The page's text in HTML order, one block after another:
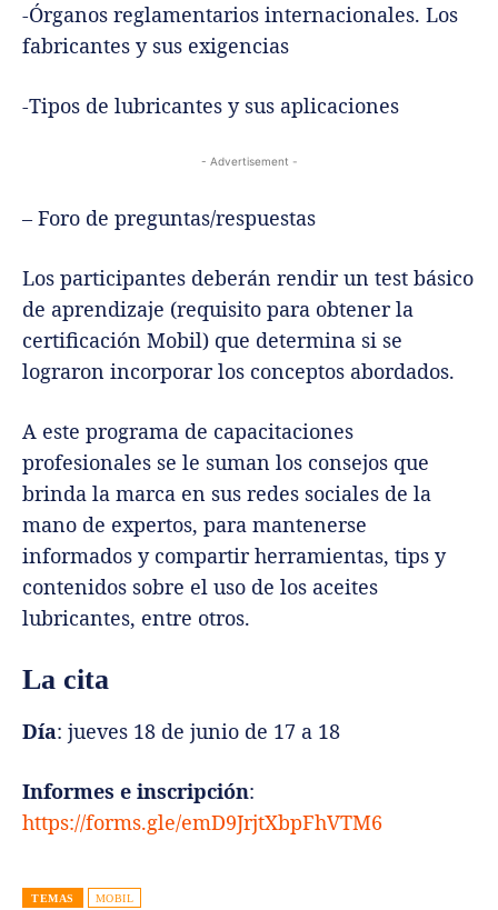
-Órganos reglamentarios internacionales. Los
fabricantes y sus exigencias
-Tipos de lubricantes y sus aplicaciones
- Advertisement -
– Foro de preguntas/respuestas
Los participantes deberán rendir un test básico
de aprendizaje (requisito para obtener la
certificación Mobil) que determina si se
lograron incorporar los conceptos abordados.
A este programa de capacitaciones
profesionales se le suman los consejos que
brinda la marca en sus redes sociales de la
mano de expertos, para mantenerse
informados y compartir herramientas, tips y
contenidos sobre el uso de los aceites
lubricantes, entre otros.
La cita
Día: jueves 18 de junio de 17 a 18
Informes e inscripción:
https://forms.gle/emD9JrjtXbpFhVTM6
TEMAS MOBIL